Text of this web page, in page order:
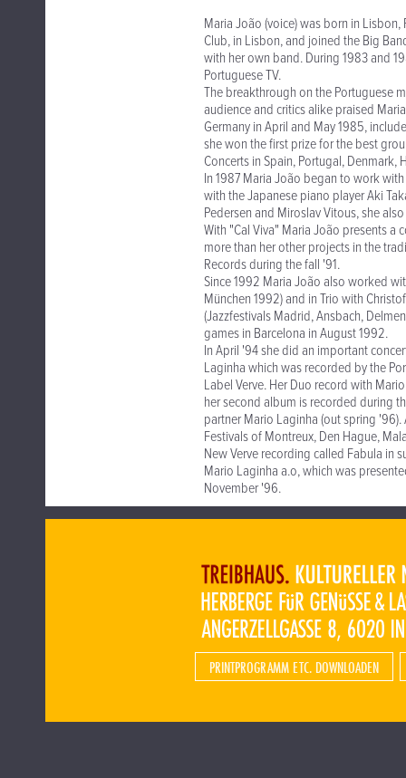
Maria João (voice) was born in
Club, in Lisbon, and joined the Big
with her own band. During 1983 and
Portuguese TV.
The breakthrough on the Portuguese
audience and critics alike praised
Germany in April and May 1985,
she won the first prize for the best
Concerts in Spain, Portugal,
In 1987 Maria João began to work
with the Japanese piano player Aki
Pedersen and Miroslav Vitous, she
With "Cal Viva" Maria João presents
more than her other projects in the
Records during the fall '91.
Since 1992 Maria João also worked
München 1992) and in Trio with
(Jazzfestivals Madrid, Ansbach,
games in Barcelona in August 1992.
In April '94 she did an important
Laginha which was recorded by the
Label Verve. Her Duo record with
her second album is recorded during
partner Mario Laginha (out spring
Festivals of Montreux, Den Hague,
New Verve recording called Fabula in
Mario Laginha a.o, which was
November '96.
PRINTPROGRAMM ETC. DOWNLOADEN